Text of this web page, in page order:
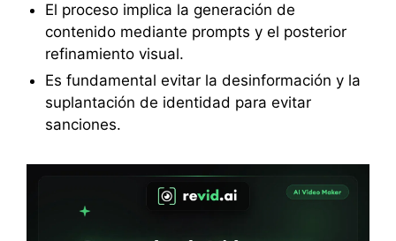
El proceso implica la generación de
contenido mediante prompts y el posterior
refinamiento visual.
Es fundamental evitar la desinformación y la
suplantación de identidad para evitar
sanciones.